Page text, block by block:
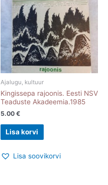
Ajalugu, kultuur
Kingissepa rajoonis. Eesti NSV
Teaduste Akadeemia.1985
5.00 €
Lisa korvi
Lisa soovikorvi